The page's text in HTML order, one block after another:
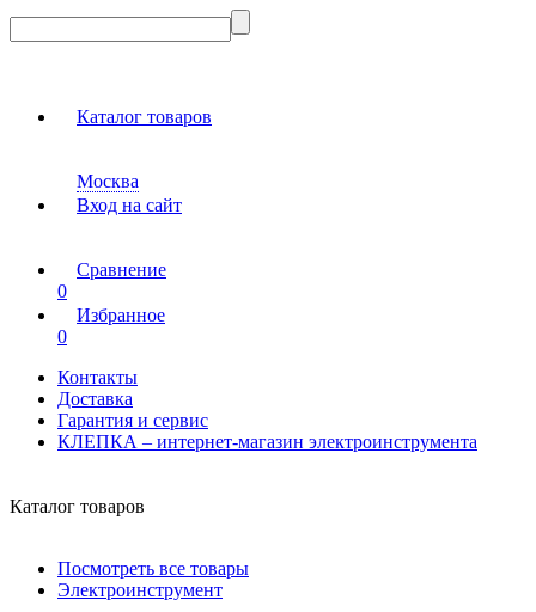
Каталог товаров
Москва
Вход на сайт
Сравнение
0
Избранное
0
Контакты
Доставка
Гарантия и сервис
КЛЕПКА – интернет-магазин электроинструмента
Каталог товаров
Посмотреть все товары
Электроинструмент